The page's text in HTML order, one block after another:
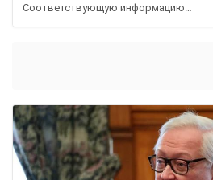
Соответствующую информацию…